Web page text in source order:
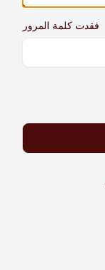
فقدت كلمة المرور